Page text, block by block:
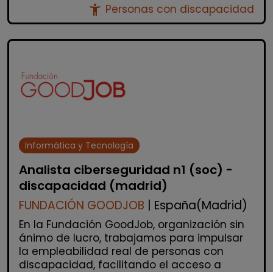
accessibility_new Personas con discapacidad
Informática y Tecnología
Analista ciberseguridad n1 (soc) -
discapacidad (madrid)
FUNDACIÓN GOODJOB | España(Madrid)
En la Fundación GoodJob, organización sin
ánimo de lucro, trabajamos para impulsar
la empleabilidad real de personas con
discapacidad, facilitando el acceso a